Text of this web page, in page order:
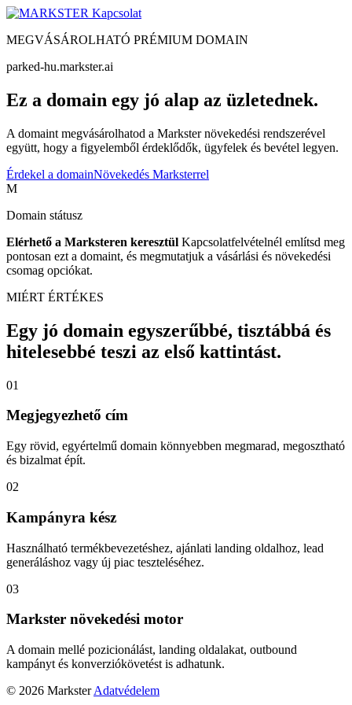
Kapcsolat
MEGVÁSÁROLHATÓ PRÉMIUM DOMAIN
parked-hu.markster.ai
Ez a domain egy jó alap az üzletednek.
A domaint megvásárolhatod a Markster növekedési rendszerével
együtt, hogy a figyelemből érdeklődők, ügyfelek és bevétel legyen.
Érdekel a domainNövekedés Marksterrel
M
Domain státusz
Elérhető a Marksteren keresztül Kapcsolatfelvételnél említsd meg
pontosan ezt a domaint, és megmutatjuk a vásárlási és növekedési
csomag opciókat.
MIÉRT ÉRTÉKES
Egy jó domain egyszerűbbé, tisztábbá és
hitelesebbé teszi az első kattintást.
01
Megjegyezhető cím
Egy rövid, egyértelmű domain könnyebben megmarad, megosztható
és bizalmat épít.
02
Kampányra kész
Használható termékbevezetéshez, ajánlati landing oldalhoz, lead
generáláshoz vagy új piac teszteléséhez.
03
Markster növekedési motor
A domain mellé pozicionálást, landing oldalakat, outbound
kampányt és konverziókövetést is adhatunk.
© 2026 Markster Adatvédelem